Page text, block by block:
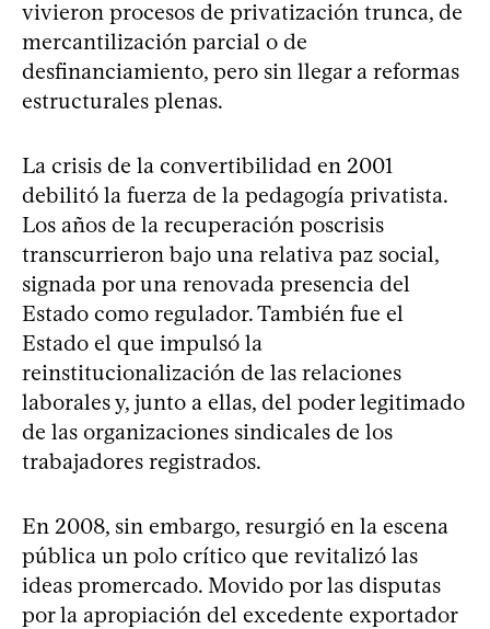
vivieron procesos de privatización trunca, de
mercantilización parcial o de
desfinanciamiento, pero sin llegar a reformas
estructurales plenas.
La crisis de la convertibilidad en 2001
debilitó la fuerza de la pedagogía privatista.
Los años de la recuperación poscrisis
transcurrieron bajo una relativa paz social,
signada por una renovada presencia del
Estado como regulador. También fue el
Estado el que impulsó la
reinstitucionalización de las relaciones
laborales y, junto a ellas, del poder legitimado
de las organizaciones sindicales de los
trabajadores registrados.
En 2008, sin embargo, resurgió en la escena
pública un polo crítico que revitalizó las
ideas promercado. Movido por las disputas
por la apropiación del excedente exportador